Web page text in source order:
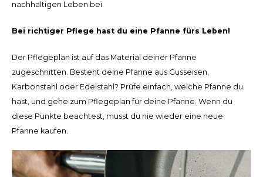
Français
AUD
THB
nachhaltigen Leben bei.
Bei richtiger Pflege hast du eine Pfanne fürs Leben!
Der Pflegeplan ist auf das Material deiner Pfanne
zugeschnitten. Besteht deine Pfanne aus Gusseisen,
Karbonstahl oder Edelstahl? Prüfe einfach, welche Pfanne du
hast, und gehe zum Pflegeplan für deine Pfanne. Wenn du
diese Punkte beachtest, musst du nie wieder eine neue
Pfanne kaufen.